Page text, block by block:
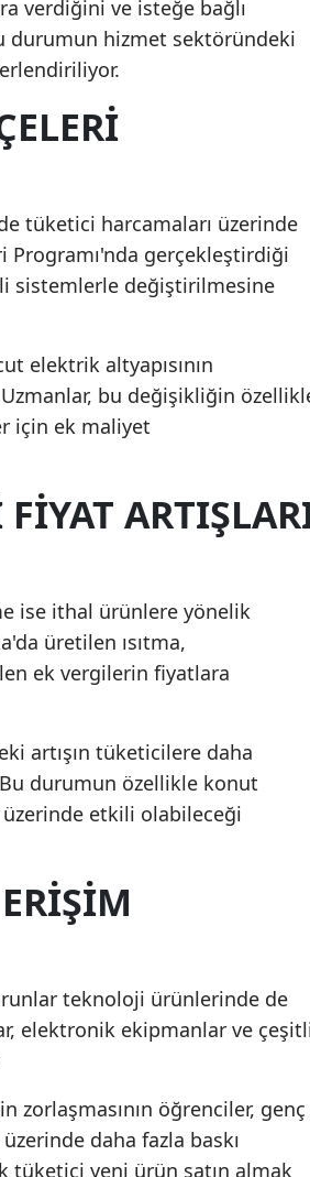
verdiğini ve isteğe bağlı
durumun hizmet sektöründeki
tüketici harcamaları üzerinde
Programı'nda gerçekleştirdiği
sistemlerle değiştirilmesine
elektrik altyapısının
bu değişikliğin
için ek maliyet
ise ithal ürünlere yönelik
üretilen ısıtma,
ek vergilerin fiyatlara
artışın tüketicilere daha
durumun özellikle konut
üzerinde etkili olabileceği
teknoloji ürünlerinde de
elektronik ekipmanlar ve
zorlaşmasının öğrenciler, genç
daha fazla baskı
tüketici yeni ürün satın almak